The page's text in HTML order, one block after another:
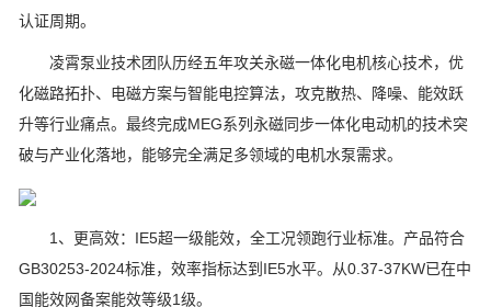
认证周期。
凌霄泵业技术团队历经五年攻关永磁一体化电机核心技术，优
化磁路拓扑、电磁方案与智能电控算法，攻克散热、降噪、能效跃
升等行业痛点。最终完成MEG系列永磁同步一体化电动机的技术突
破与产业化落地，能够完全满足多领域的电机水泵需求。
1、更高效：IE5超一级能效，全工况领跑行业标准。产品符合
GB30253-2024标准，效率指标达到IE5水平。从0.37-37KW已在中
国能效网备案能效等级1级。